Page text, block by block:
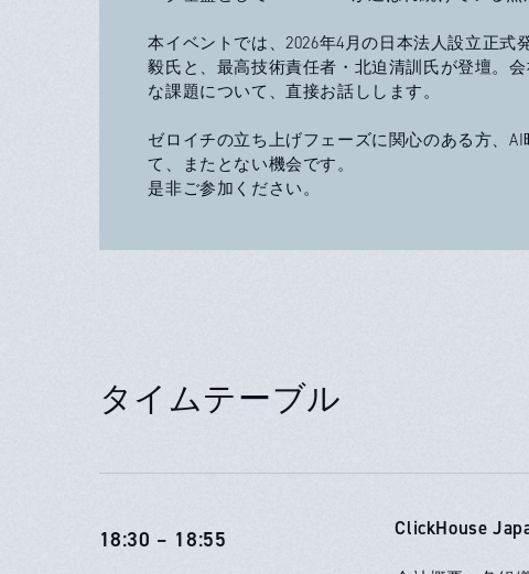
本イベントでは、2026年4月の日本法人設立正
毅氏と、最高技術責任者・北迫清訓氏が登壇。
な課題について、直接お話しします。
ゼロイチの立ち上げフェーズに関心のある方、
て、またとない機会です。
是非ご参加ください。
タイムテーブル
18:30 – 18:55 ClickHouse